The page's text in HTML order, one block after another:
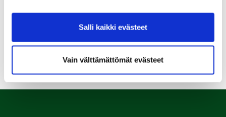
Salli kaikki evästeet
Vain välttämättömät evästeet
Seuraottelu SHG-PGK
Kaikki tapahtumat >>